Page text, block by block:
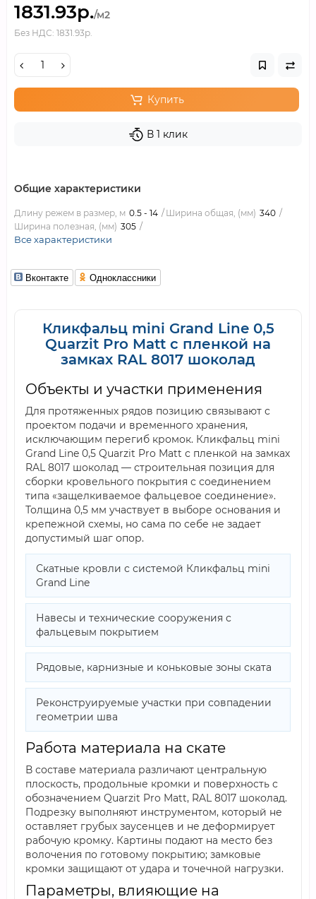
1831.93р./м2
Без НДС: 1831.93р.
Купить
В 1 клик
Общие характеристики
Длину режем в размер, м 0.5 - 14 Ширина общая, (мм) 340
Ширина полезная, (мм) 305
Все характеристики
Вконтакте Одноклассники
Кликфальц mini Grand Line 0,5
Quarzit Pro Matt с пленкой на
замках RAL 8017 шоколад
Объекты и участки применения
Для протяженных рядов позицию связывают с
проектом подачи и временного хранения,
исключающим перегиб кромок. Кликфальц mini
Grand Line 0,5 Quarzit Pro Matt с пленкой на замках
RAL 8017 шоколад — строительная позиция для
сборки кровельного покрытия с соединением
типа «защелкиваемое фальцевое соединение».
Толщина 0,5 мм участвует в выборе основания и
крепежной схемы, но сама по себе не задает
допустимый шаг опор.
Скатные кровли с системой Кликфальц mini
Grand Line
Навесы и технические сооружения с
фальцевым покрытием
Рядовые, карнизные и коньковые зоны ската
Реконструируемые участки при совпадении
геометрии шва
Работа материала на скате
В составе материала различают центральную
плоскость, продольные кромки и поверхность с
обозначением Quarzit Pro Matt, RAL 8017 шоколад.
Подрезку выполняют инструментом, который не
оставляет грубых заусенцев и не деформирует
рабочую кромку. Картины подают на место без
волочения по готовому покрытию; замковые
кромки защищают от удара и точечной нагрузки.
Параметры, влияющие на